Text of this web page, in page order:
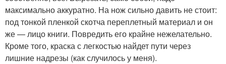
максимально аккуратно. На нож сильно давить не стоит:
под тонкой пленкой скотча переплетный материал и он
же — лицо книги. Повредить его крайне нежелательно.
Кроме того, краска с легкостью найдет пути через
лишние надрезы (как случилось у меня).